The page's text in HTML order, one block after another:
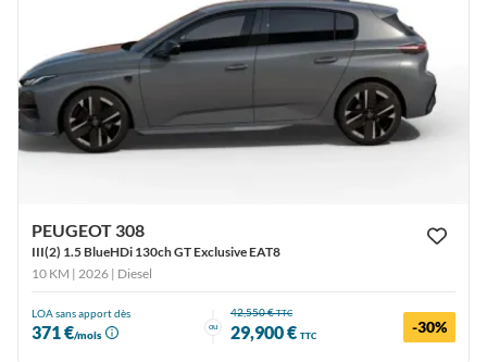
PEUGEOT 308
III(2) 1.5 BlueHDi 130ch GT Exclusive EAT8
10 KM | 2026 | Diesel
LOA sans apport dès
371 €/mois
ou
42,550 €TTC
29,900 € TTC -30%